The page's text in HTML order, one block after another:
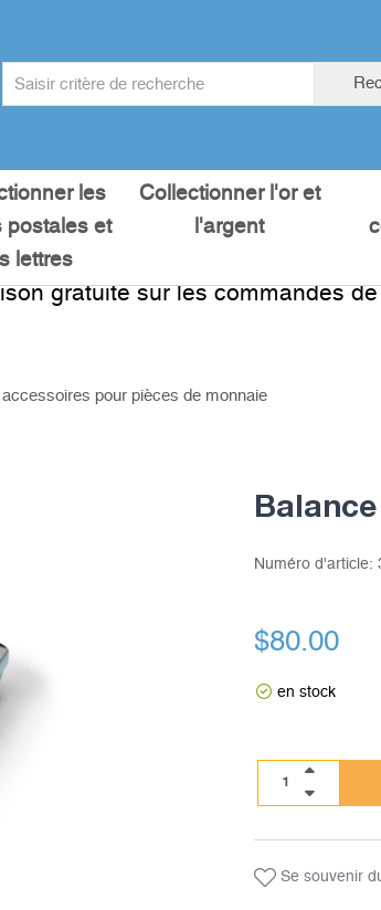
les
postales et
lettres
Collectionner l'or et
l'argent
gratuite sur les commandes
pour pièces de monnaie
Numéro d'article:
$80.00
en stock
Se souvenir